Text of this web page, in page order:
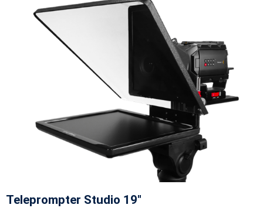
Teleprompter Studio 19"